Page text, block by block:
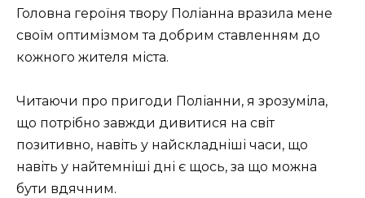
Головна героїня твору Поліанна вразила мене
своїм оптимізмом та добрим ставленням до
кожного жителя міста.
Читаючи про пригоди Поліанни, я зрозуміла,
що потрібно завжди дивитися на світ
позитивно, навіть у найскладніші часи, що
навіть у найтемніші дні є щось, за що можна
бути вдячним.